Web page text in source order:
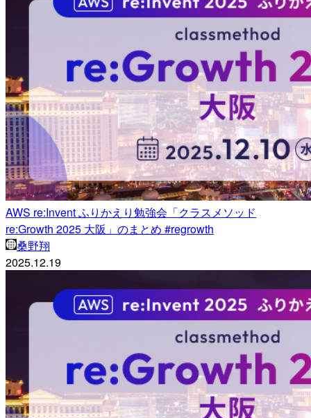
AWS re:Invent ふりかえり勉強会「クラスメソッド
re:Growth 2025 大阪」のまとめ #regrowth
桑野翔
2025.12.19